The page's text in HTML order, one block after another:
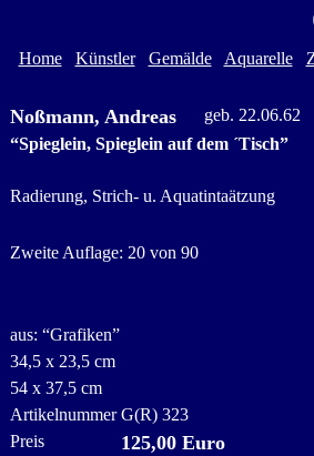
Home Künstler Gemälde Aquarelle
Noßmann, Andreas
geb. 22.06.62
“Spieglein, Spieglein auf dem ´Tisch”
Radierung, Strich- u. Aquatintaätzung
Zweite Auflage: 20 von 90
aus: “Grafiken”
34,5 x 23,5 cm
54 x 37,5 cm
Artikelnummer
Preis
G(R) 323
125,00 Euro